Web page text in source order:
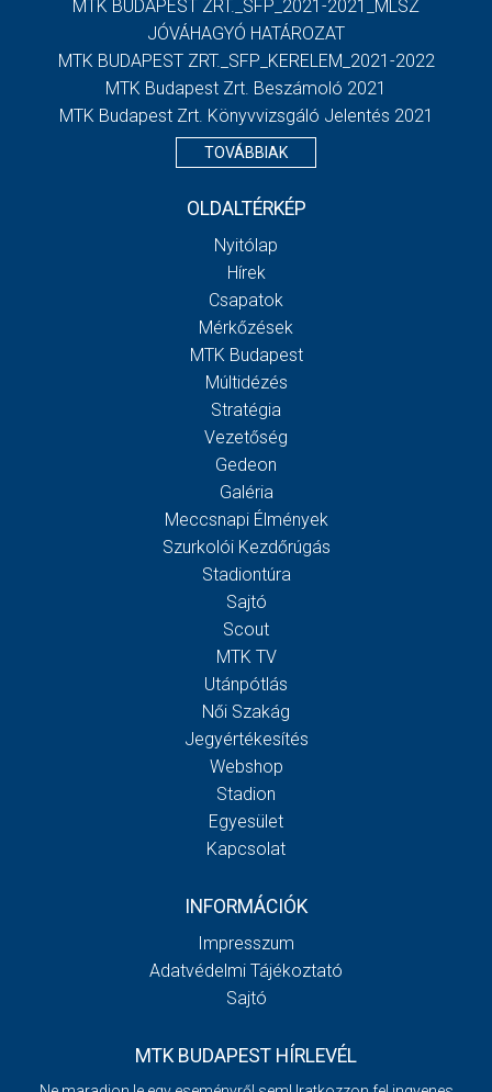
MTK BUDAPEST ZRT._SFP_2021-2021_MLSZ
JÓVÁHAGYÓ HATÁROZAT
MTK BUDAPEST ZRT._SFP_KERELEM_2021-2022
MTK Budapest Zrt. Beszámoló 2021
MTK Budapest Zrt. Könyvvizsgáló Jelentés 2021
TOVÁBBIAK
OLDALTÉRKÉP
Nyitólap
Hírek
Csapatok
Mérkőzések
MTK Budapest
Múltidézés
Stratégia
Vezetőség
Gedeon
Galéria
Meccsnapi Élmények
Szurkolói Kezdőrúgás
Stadiontúra
Sajtó
Scout
MTK TV
Utánpótlás
Női Szakág
Jegyértékesítés
Webshop
Stadion
Egyesület
Kapcsolat
INFORMÁCIÓK
Impresszum
Adatvédelmi Tájékoztató
Sajtó
MTK BUDAPEST HÍRLEVÉL